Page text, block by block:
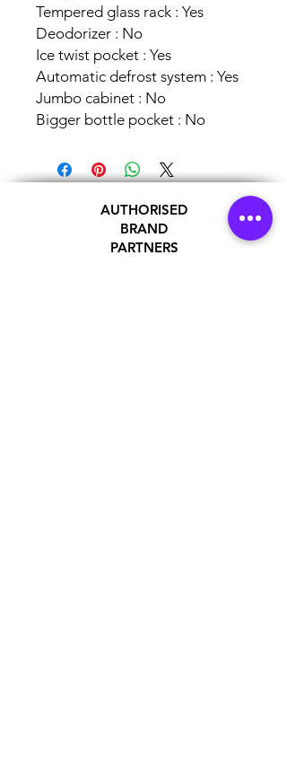
Tempered glass rack : Yes
Deodorizer : No
Ice twist pocket : Yes
Automatic defrost system : Yes
Jumbo cabinet : No
Bigger bottle pocket : No
AUTHORISED
BRAND
PARTNERS